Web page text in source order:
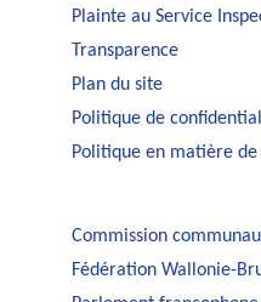
Plainte au Service
Transparence
Plan du site
Politique de
Politique en matière
Commission
Fédération Wallonie-